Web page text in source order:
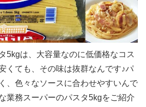
5kgは、大容量なのに低価格なコス
くても、その味は抜群なんです♪パ
、色々なソースに合わせやすいんで
業務スーパーのパスタ5kgをご紹介